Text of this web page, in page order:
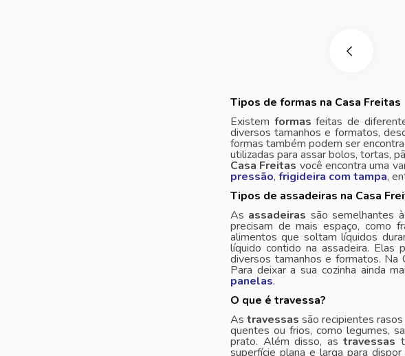
Tipos de formas na Casa Freitas
Existem formas feitas de
diversos tamanhos e formatos,
formas também podem ser
utilizadas para assar bolos, tortas,
Casa Freitas você encontra uma
pressão, frigideira com tampa,
Tipos de assadeiras na Casa
As assadeiras são semelhantes
precisam de mais espaço, como
alimentos que soltam líquidos
líquido contido na assadeira.
diversos tamanhos e formatos. Na
Para deixar a sua cozinha ainda
panelas.
O que é travessa?
Astravessas são recipientes
quentes ou frios, como legumes,
prato. Além disso, astravessas
superfície plana e larga para